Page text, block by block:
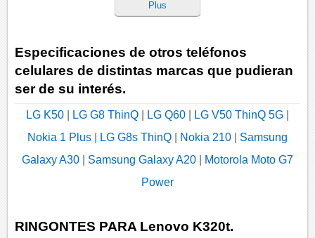
Plus
Especificaciones de otros teléfonos
celulares de distintas marcas que pudieran
ser de su interés.
LG K50 LG G8 ThinQ LG Q60 LG V50 ThinQ 5G
Nokia 1 Plus
LG G8s ThinQ Nokia 210
Samsung
Galaxy A30
Samsung Galaxy A20
Motorola Moto G7
Power
RINGONTES PARA Lenovo K320t.